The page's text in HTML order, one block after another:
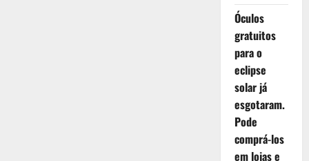
Óculos
gratuitos
para o
eclipse
solar já
esgotaram.
Pode
comprá-los
em lojas e